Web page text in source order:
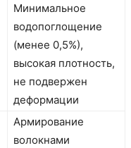
Минимальное
водопоглощение
(менее 0,5%),
высокая плотность,
не подвержен
деформации
Армирование
волокнами